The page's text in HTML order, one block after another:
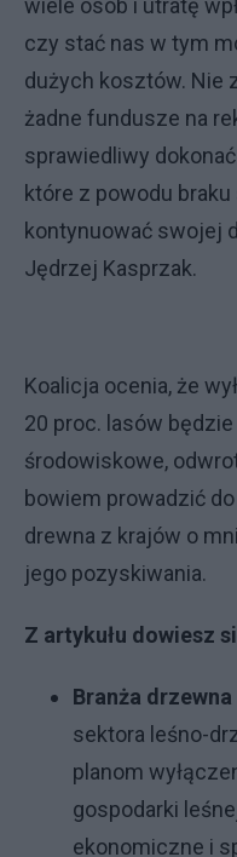
wiele osób i utratę
czy stać nas w tym
dużych kosztów. Nie
żadne fundusze na
sprawiedliwy
które z powodu
kontynuować swojej
Jędrzej Kasprzak.
Koalicja ocenia, że
20 proc. lasów
środowiskowe,
bowiem prowadzić
drewna z krajów o
jego pozyskiwania.
Z artykułu dowiesz
Branża
sektora leśno-
planom
gospodarki
ekonomiczne i